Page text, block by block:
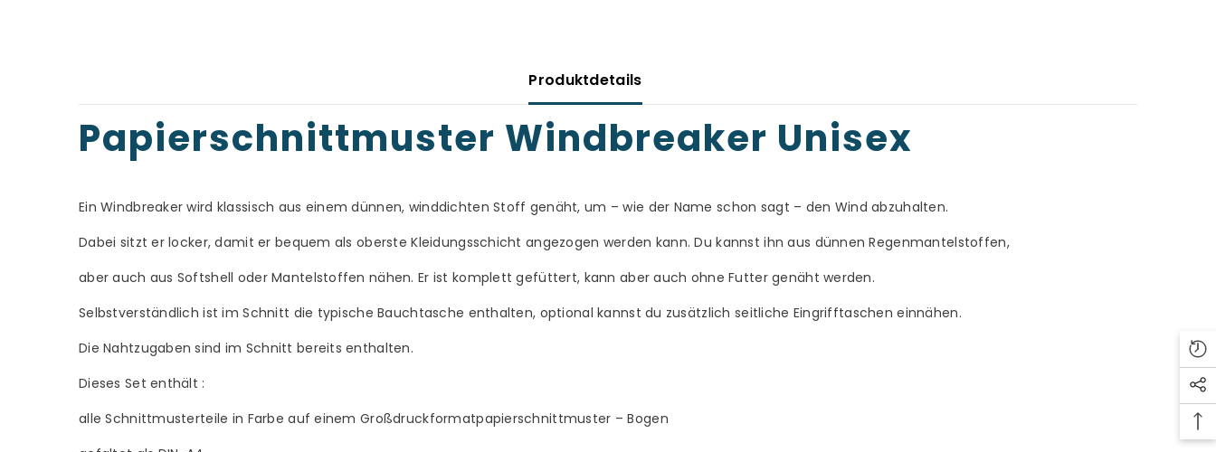
Produktdetails
Papierschnittmuster Windbreaker Unisex
Ein Windbreaker wird klassisch aus einem dünnen, winddichten Stoff genäht, um – wie der Name schon sagt – den Wind abzuhalten.
Dabei sitzt er locker, damit er bequem als oberste Kleidungsschicht angezogen werden kann. Du kannst ihn aus dünnen Regenmantelstoffen,
aber auch aus Softshell oder Mantelstoffen nähen. Er ist komplett gefüttert, kann aber auch ohne Futter genäht werden.
Selbstverständlich ist im Schnitt die typische Bauchtasche enthalten, optional kannst du zusätzlich seitliche Eingrifftaschen einnähen.
Die Nahtzugaben sind im Schnitt bereits enthalten.
Dieses Set enthält :
alle Schnittmusterteile in Farbe auf einem Großdruckformatpapierschnittmuster – Bogen